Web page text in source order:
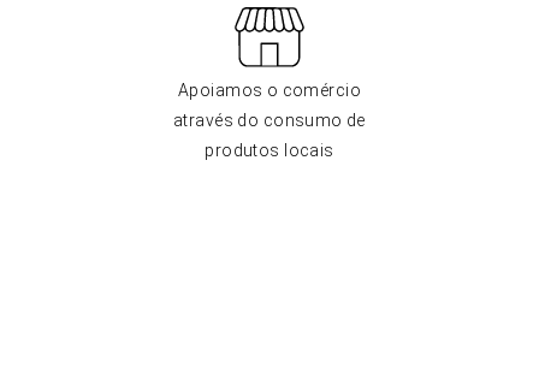
Apoiamos o comércio
através do consumo de
produtos locais